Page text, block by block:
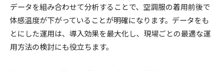
データを組み合わせて分析することで、空調服の着用前後で
体感温度が下がっていることが明確になります。データをも
とにした運用は、導入効果を最大化し、現場ごとの最適な運
用方法の検討にも役立ちます。